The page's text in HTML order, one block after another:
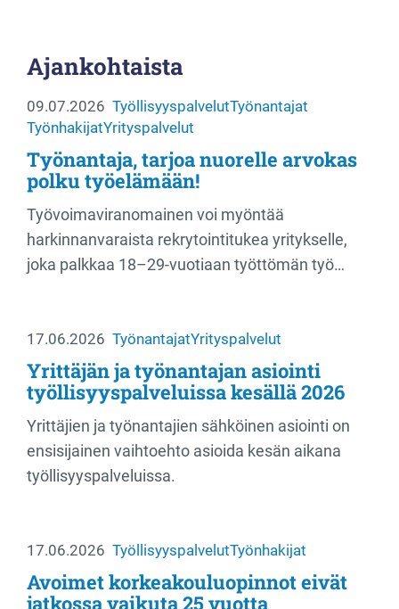
Ajankohtaista
09.07.2026 TyöllisyyspalvelutTyönantajat
TyönhakijatYrityspalvelut
Työnantaja, tarjoa nuorelle arvokas
polku työelämään!
Työvoimaviranomainen voi myöntää
harkinnanvaraista rekrytointitukea yritykselle,
joka palkkaa 18–29-vuotiaan työttömän työ…
17.06.2026 TyönantajatYrityspalvelut
Yrittäjän ja työnantajan asiointi
työllisyyspalveluissa kesällä 2026
Yrittäjien ja työnantajien sähköinen asiointi on
ensisijainen vaihtoehto asioida kesän aikana
työllisyyspalveluissa.
17.06.2026 TyöllisyyspalvelutTyönhakijat
Avoimet korkeakouluopinnot eivät
jatkossa vaikuta 25 vuotta